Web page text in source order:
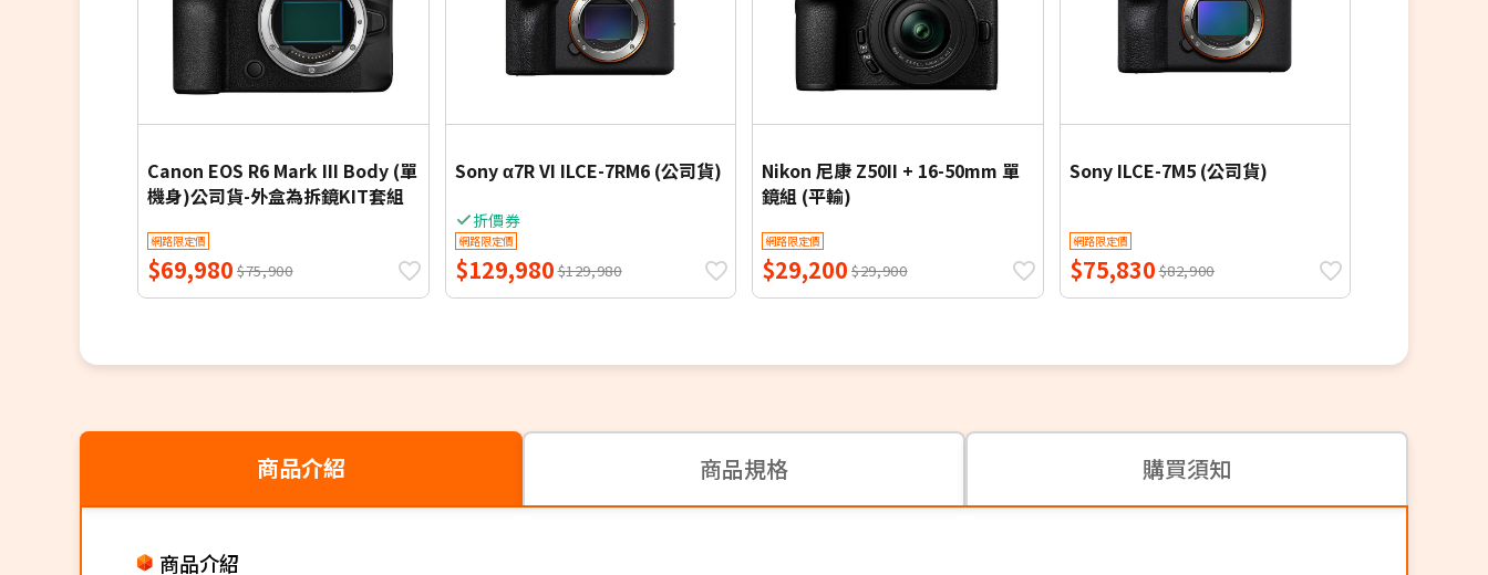
Canon EOS R6 Mark III Body (單
機身)公司貨-外盒為拆鏡KIT套組
網路限定價
$69,980 $75,900
Sony α7R VI ILCE-7RM6 (公司貨)
折價券
網路限定價
$129,980$129,980
Nikon 尼康 Z50II + 16-50mm 單
鏡組 (平輸)
網路限定價
$29,200 $29,900
Sony ILCE-7M5 (公司貨)
網路限定價
$75,830$82,900
商品介紹 商品規格 購買須知
商品介紹